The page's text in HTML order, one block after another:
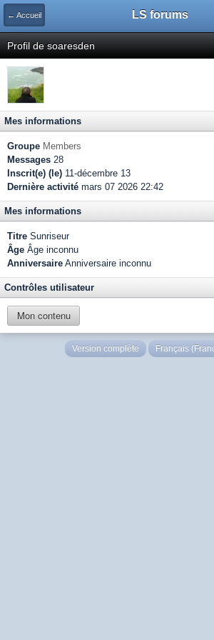
← Accueil LS forums
Profil de soaresden
Mes informations
Groupe Members
Messages 28
Inscrit(e) (le) 11-décembre 13
Dernière activité mars 07 2026 22:42
Mes informations
Titre Sunriseur
Âge Âge inconnu
Anniversaire Anniversaire inconnu
Contrôles utilisateur
Mon contenu
Version complète Français